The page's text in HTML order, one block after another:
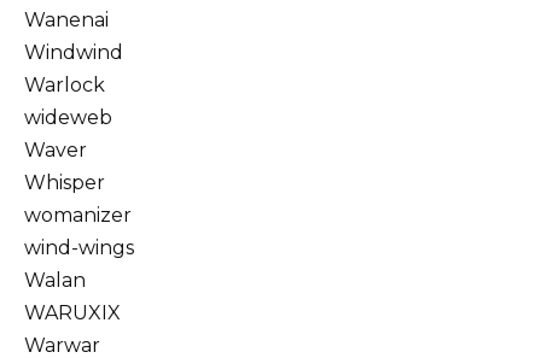
Wanenai
Windwind
Warlock
wideweb
Waver
Whisper
womanizer
wind-wings
Walan
WARUXIX
Warwar